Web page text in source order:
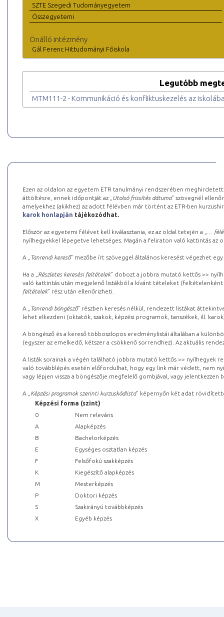
SZTE Szegedi Tudományegyetem
Összegyetemi
Önálló intézmény
Gál Ferenc Hittudományi Főiskola
Legutóbb
MTM111-2 - Kommunikáció és konfliktuskezelés az
Ezen az oldalon az egyetem ETR tanulmányi rendszerében
áttöltésre, ennek időpontját az „ Utolsó frissítés dátuma” szövegnél
amelyekhez (akikhez) az adott félévben már történt az ETR-ben
karok honlapján tájékozódhat.
Először az egyetemi félévet kell kiválasztania, ez az oldal tetején a „
…
nyílhegyekkel lépegetve lehetséges. Magán a feliraton való kattintás az
A „ Tanrendi kereső” mezőbe írt szöveggel általános keresést végezhet
Ha a „ Részletes keresési feltételek” dobozt a jobbra mutató kettős >>
való kattintás után megjelenő listákból a kívánt tételeket (feltételenként
feltételek” rész után ellenőrizheti.
A „ Tanrendi böngésző” részben keresés nélkül, rendezett listákat
lehet elkezdeni (oktatók, szakok, képzési programok, tanszékek, ill.
A böngésző és a kereső többoszlopos eredménylistái általában a
(egyszer az emelkedő, kétszer a csökkenő sorrendhez). Az aktuális
A listák sorainak a végén található jobbra mutató kettős >> nyílhegyek
való továbblépés esetén előfordulhat, hogy egy link már védett, nem
vagy lépjen vissza a böngészője megfelelő gombjával, vagy
A „ Képzési programok szerinti kurzuskódlista” képernyőn két adat
Képzési forma (szint)
0
Nem releváns
A
Alapképzés
B
Bachelorképzés
E
Egységes osztatlan képzés
F
Felsőfokú szakképzés
K
Kiegészítő alapképzés
M
Mesterképzés
P
Doktori képzés
S
Szakirányú továbbképzés
X
Egyéb képzés